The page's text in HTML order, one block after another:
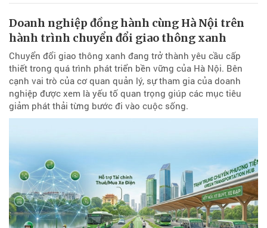
những động lực tăng trưởng quan trọng, mở rộng dư địa
phát triển cho doanh nghiệp và nền kinh tế số Việt Nam.
Doanh nghiệp đồng hành cùng Hà Nội trên
hành trình chuyển đổi giao thông xanh
Chuyển đổi giao thông xanh đang trở thành yêu cầu cấp
thiết trong quá trình phát triển bền vững của Hà Nội. Bên
cạnh vai trò của cơ quan quản lý, sự tham gia của doanh
nghiệp được xem là yếu tố quan trọng giúp các mục tiêu
giảm phát thải từng bước đi vào cuộc sống.